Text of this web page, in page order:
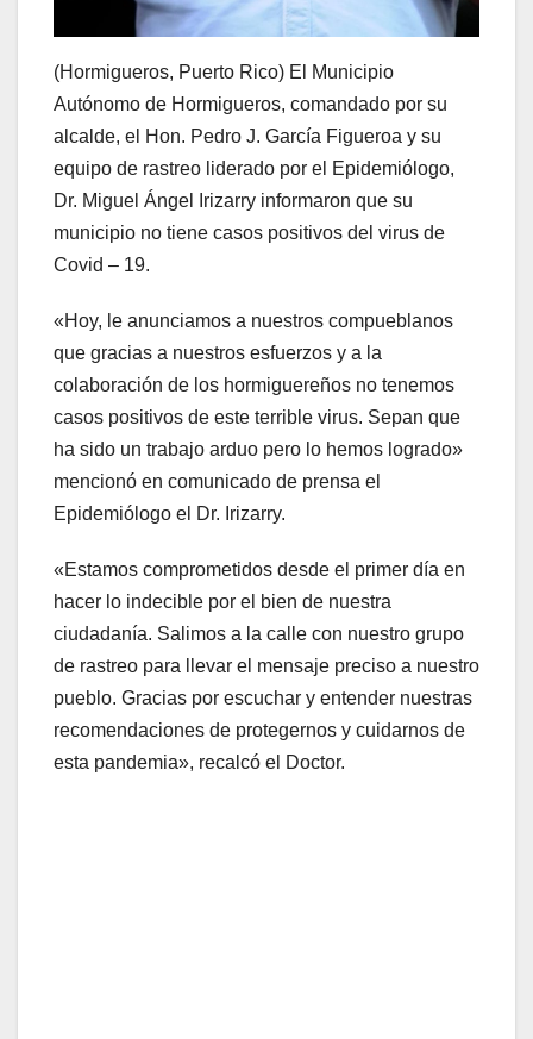
(Hormigueros, Puerto Rico) El Municipio
Autónomo de Hormigueros, comandado por su
alcalde, el Hon. Pedro J. García Figueroa y su
equipo de rastreo liderado por el Epidemiólogo,
Dr. Miguel Ángel Irizarry informaron que su
municipio no tiene casos positivos del virus de
Covid – 19.
«Hoy, le anunciamos a nuestros compueblanos
que gracias a nuestros esfuerzos y a la
colaboración de los hormiguereños no tenemos
casos positivos de este terrible virus. Sepan que
ha sido un trabajo arduo pero lo hemos logrado»
mencionó en comunicado de prensa el
Epidemiólogo el Dr. Irizarry.
«Estamos comprometidos desde el primer día en
hacer lo indecible por el bien de nuestra
ciudadanía. Salimos a la calle con nuestro grupo
de rastreo para llevar el mensaje preciso a nuestro
pueblo. Gracias por escuchar y entender nuestras
recomendaciones de protegernos y cuidarnos de
esta pandemia», recalcó el Doctor.